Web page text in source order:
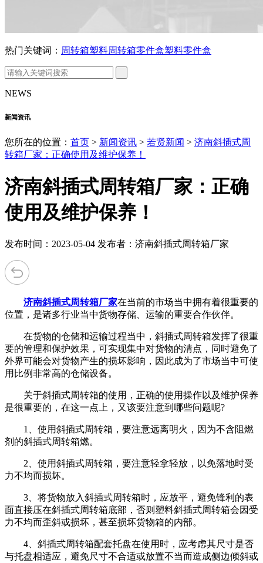
热门关键词： 周转箱塑料周转箱零件盒塑料零件盒
NEWS
新闻资讯
您所在的位置： 首页 > 新闻资讯 > 若贤新闻 > 济南斜插式周
转箱厂家：正确使用及维护保养！
济南斜插式周转箱厂家：正确
使用及维护保养！
发布时间：2023-05-04 发布者：济南斜插式周转箱厂家
济南斜插式周转箱厂家在当前的市场当中拥有着很重要的
位置，是诸多行业当中货物存储、运输的重要合作伙伴。
在货物的仓储和运输过程当中，斜插式周转箱发挥了很重
要的管理和保护效果，可实现集中对货物的清点，同时避免了
外界可能会对货物产生的损坏影响，因此成为了市场当中可使
用比例非常高的仓储设备。
关于斜插式周转箱的使用，正确的使用操作以及维护保养
是很重要的，在这一点上，又该要注意到哪些问题呢?
1、使用斜插式周转箱，要注意远离明火，因为不含阻燃
剂的斜插式周转箱燃。
2、使用斜插式周转箱，要注意轻拿轻放，以免落地时受
力不均而损坏。
3、将货物放入斜插式周转箱时，应放平，避免锋利的表
面直接压在斜插式周转箱底部，否则塑料斜插式周转箱会因受
力不均而歪斜或损坏，甚至损坏货物箱的内部。
4、斜插式周转箱配套托盘在使用时，应考虑其尺寸是否
与托盘相适应，避免尺寸不合适或放置不当而造成侧边倾斜或